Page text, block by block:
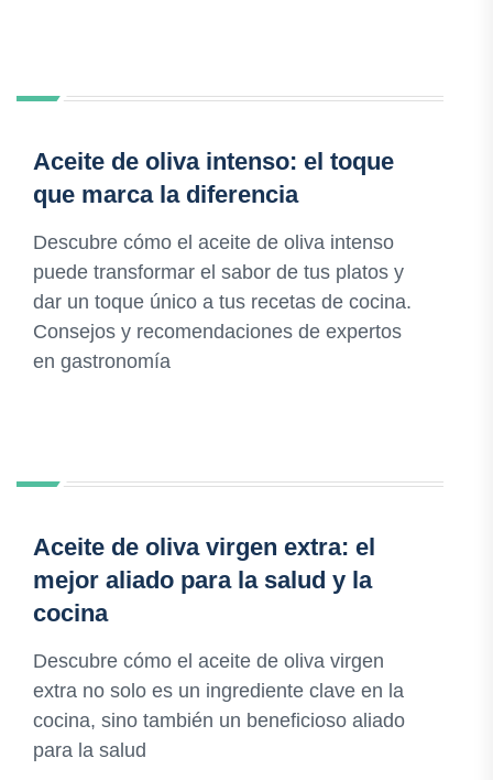
Aceite de oliva intenso: el toque
que marca la diferencia
Descubre cómo el aceite de oliva intenso
puede transformar el sabor de tus platos y
dar un toque único a tus recetas de cocina.
Consejos y recomendaciones de expertos
en gastronomía
Aceite de oliva virgen extra: el
mejor aliado para la salud y la
cocina
Descubre cómo el aceite de oliva virgen
extra no solo es un ingrediente clave en la
cocina, sino también un beneficioso aliado
para la salud